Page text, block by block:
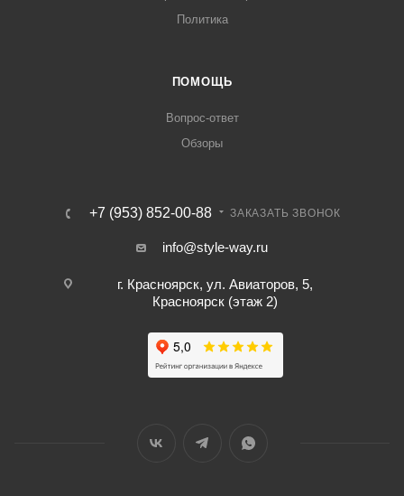
Политика
ПОМОЩЬ
Вопрос-ответ
Обзоры
+7 (953) 852-00-88 ЗАКАЗАТЬ ЗВОНОК
info@style-way.ru
г. Красноярск, ул. Авиаторов, 5,
Красноярск (этаж 2)